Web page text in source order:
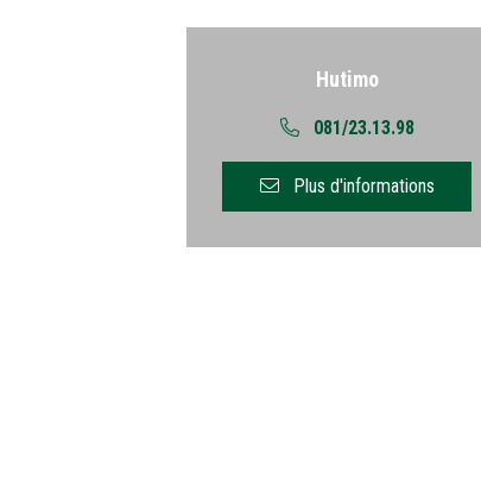
Hutimo
081/23.13.98
Plus d'informations